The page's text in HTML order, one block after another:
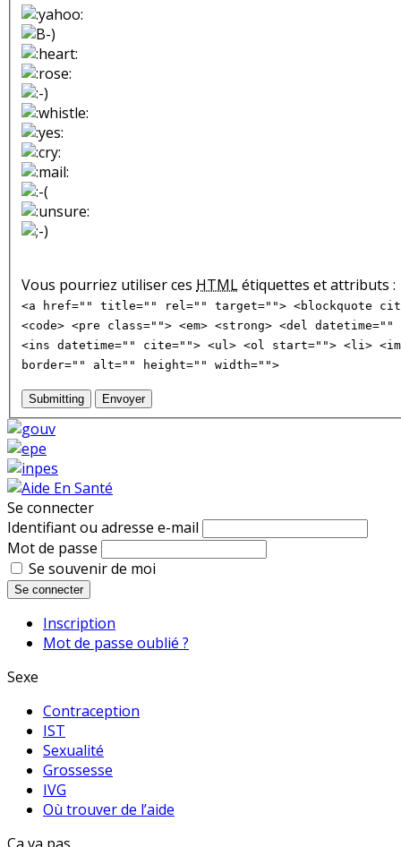
Vous pourriez utiliser ces HTMLétiquettes et attributs :
<a href="" title="" rel="" target=""> <blockquote
<code> <pre class=""> <em> <strong> <del
<ins datetime="" cite=""> <ul> <ol start=""> <li>
border="" alt="" height="" width="">
Submitting Envoyer
Se connecter
Identifiant ou adresse e-mail
Mot de passe
Se souvenir de moi
Se connecter
Inscription
Mot de passe oublié ?
Sexe
Contraception
IST
Sexualité
Grossesse
IVG
Où trouver de l’aide